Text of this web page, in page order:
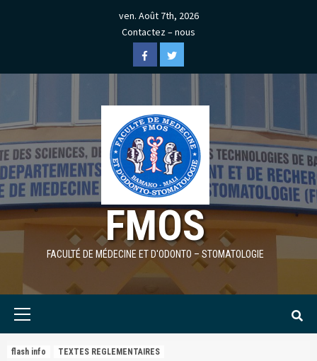
ven. Août 7th, 2026
Contactez – nous
FacebookTwitter
FMOS
FACULTÉ DE MÉDECINE ET D'ODONTO – STOMATOLOGIE
flash info TEXTES REGLEMENTAIRES